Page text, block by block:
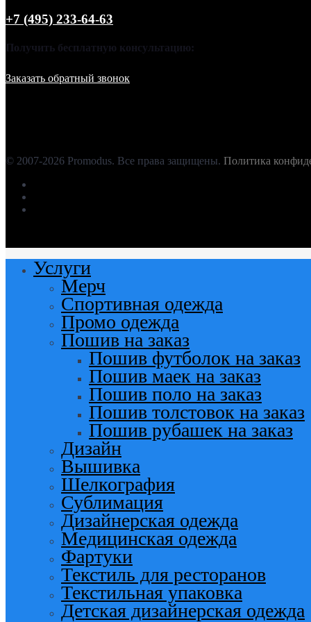
+7 (495) 233-64-63
Получить бесплатную консультацию:
Заказать обратный звонок
© 2007-2026 Promodus. Все права защищены. Политика
Menu
Услуги
Мерч
Спортивная одежда
Промо одежда
Пошив на заказ
Пошив футболок на заказ
Пошив маек на заказ
Пошив поло на заказ
Пошив толстовок на заказ
Пошив рубашек на заказ
Дизайн
Вышивка
Шелкография
Сублимация
Дизайнерская одежда
Медицинская одежда
Фартуки
Текстиль для ресторанов
Текстильная упаковка
Детская дизайнерская одежда